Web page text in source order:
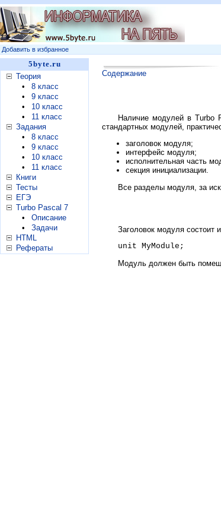
Добавить в избранное
5byte.ru
Теория
•
8 класс
•
9 класс
•
10 класс
•
11 класс
Задания
•
8 класс
•
9 класс
•
10 класс
•
11 класс
Книги
Тесты
ЕГЭ
Turbo Pascal 7
•
Описание
•
Задачи
HTML
Рефераты
Содержание
Наличие модулей в Turbo
стандартных модулей,
заголовок модуля;
интерфейс модуля;
исполнительная часть
секция инициализации.
Все разделы модуля, за
Заголовок модуля состоит
unit MyModule;
Модуль должен быть